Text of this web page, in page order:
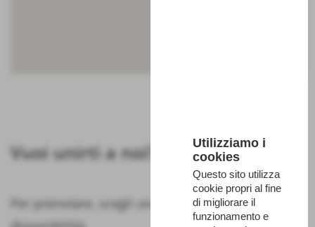
Vuoi unirti a noi?
Per prenotare, scegli una data e controlla la
Utilizziamo i
cookies
Questo sito utilizza
cookie propri al fine
di migliorare il
funzionamento e